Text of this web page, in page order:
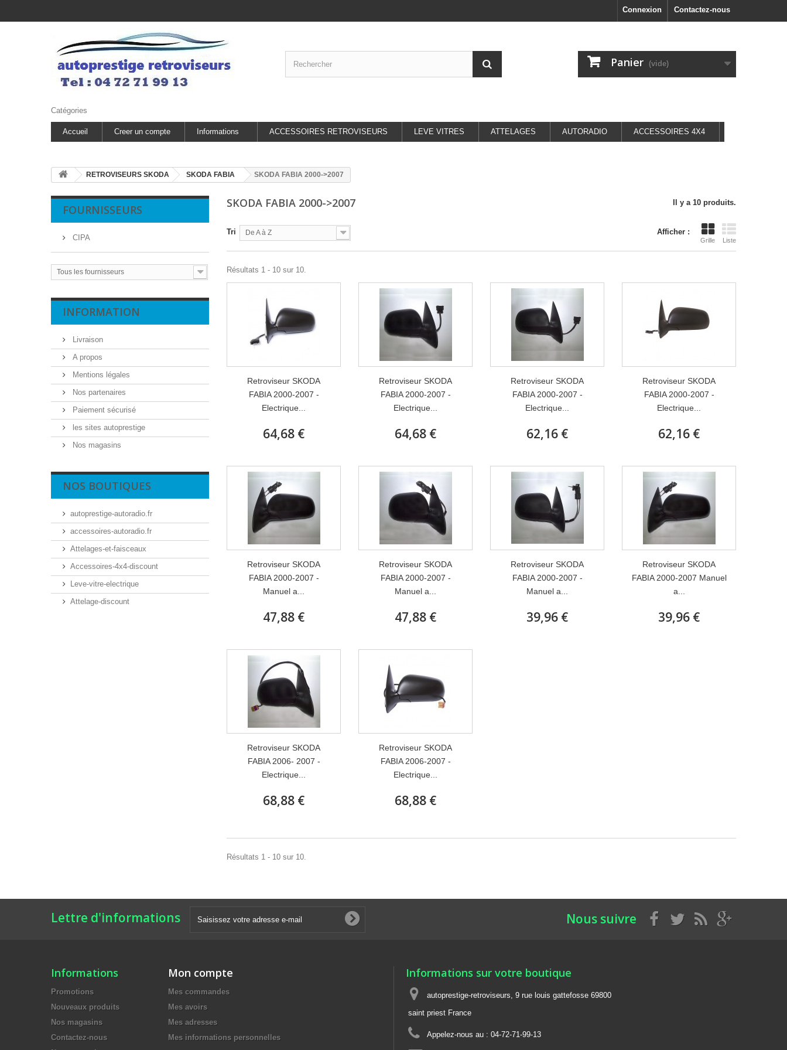
Contactez-nous
Connexion
Panier (vide)
Catégories
Accueil Creer un compte Informations ACCESSOIRES RETROVISEURS LEVE VITRES ATTELAGES AUTORADIO ACCESSOIRES 4X4
RETROVISEURS SKODA SKODA FABIA SKODA FABIA 2000->2007
FOURNISSEURS
CIPA
Tous les fournisseurs
INFORMATION
Livraison
A propos
Mentions légales
Nos partenaires
Paiement sécurisé
les sites autoprestige
Nos magasins
NOS BOUTIQUES
autoprestige-autoradio.fr
accessoires-autoradio.fr
Attelages-et-faisceaux
Accessoires-4x4-discount
Leve-vitre-electrique
Attelage-discount
SKODA FABIA 2000->2007 Il y a 10 produits.
Afficher :
Grille Liste
Tri De A à Z
Résultats 1 - 10 sur 10.
Retroviseur SKODA
FABIA 2000-2007 -
Electrique...
64,68 €
Retroviseur SKODA
FABIA 2000-2007 -
Electrique...
64,68 €
Retroviseur SKODA
FABIA 2000-2007 -
Electrique...
62,16 €
Retroviseur SKODA
FABIA 2000-2007 -
Electrique...
62,16 €
Retroviseur SKODA
FABIA 2000-2007 -
Manuel a...
47,88 €
Retroviseur SKODA
FABIA 2000-2007 -
Manuel a...
47,88 €
Retroviseur SKODA
FABIA 2000-2007 -
Manuel a...
39,96 €
Retroviseur SKODA
FABIA 2000-2007 Manuel
a...
39,96 €
Retroviseur SKODA
FABIA 2006- 2007 -
Electrique...
68,88 €
Retroviseur SKODA
FABIA 2006-2007 -
Electrique...
68,88 €
Résultats 1 - 10 sur 10.
Lettre d'informations Nous suivre
Informations
Promotions
Nouveaux produits
Nos magasins
Contactez-nous
Mon compte
Mes commandes
Mes avoirs
Mes adresses
Mes informations personnelles
Informations sur votre boutique
autoprestige-retroviseurs, 9 rue louis gattefosse 69800
saint priest France
Appelez-nous au : 04-72-71-99-13